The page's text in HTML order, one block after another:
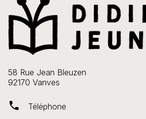
58 Rue Jean Bleuzen
92170 Vanves
phone Téléphone